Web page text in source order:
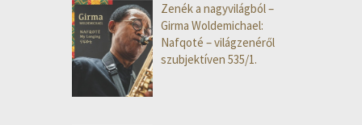
Zenék a nagyvilágból –
Girma Woldemichael:
Nafqoté – világzenéről
szubjektíven 535/1.